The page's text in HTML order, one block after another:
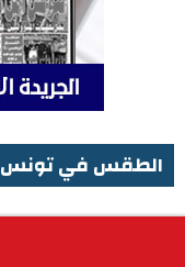
الطقس في تونس